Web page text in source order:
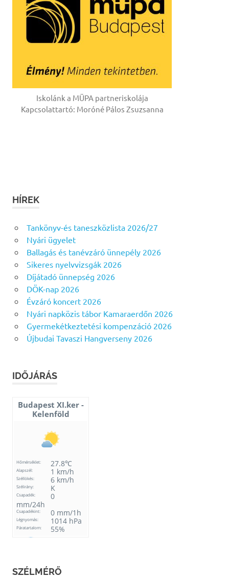
Iskolánk a MÜPA partneriskolája
Kapcsolattartó: Moróné Pálos Zsuzsanna
HÍREK
Tankönyv-és taneszközlista 2026/27
Nyári ügyelet
Ballagás és tanévzáró ünnepély 2026
Sikeres nyelvvizsgák 2026
Díjátadó ünnepség 2026
DÖK-nap 2026
Évzáró koncert 2026
Nyári napközis tábor Kamaraerdőn 2026
Gyermekétkeztetési kompenzáció 2026
Újbudai Tavaszi Hangverseny 2026
IDŐJÁRÁS
SZÉLMÉRŐ